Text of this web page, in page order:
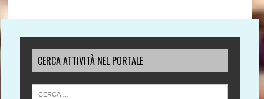
CERCA ATTIVITÀ NEL PORTALE